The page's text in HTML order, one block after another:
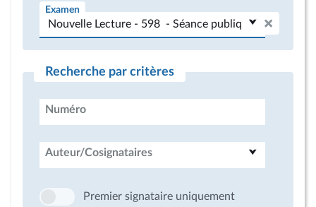
Examen
Recherche par critères
Numéro
Auteur/Cosignataires
Premier signataire uniquement